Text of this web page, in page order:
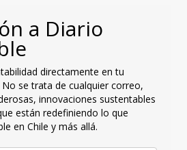
a Diario
directamente en tu
se trata de cualquier correo,
innovaciones sustentables
están redefiniendo lo que
en Chile y más allá.